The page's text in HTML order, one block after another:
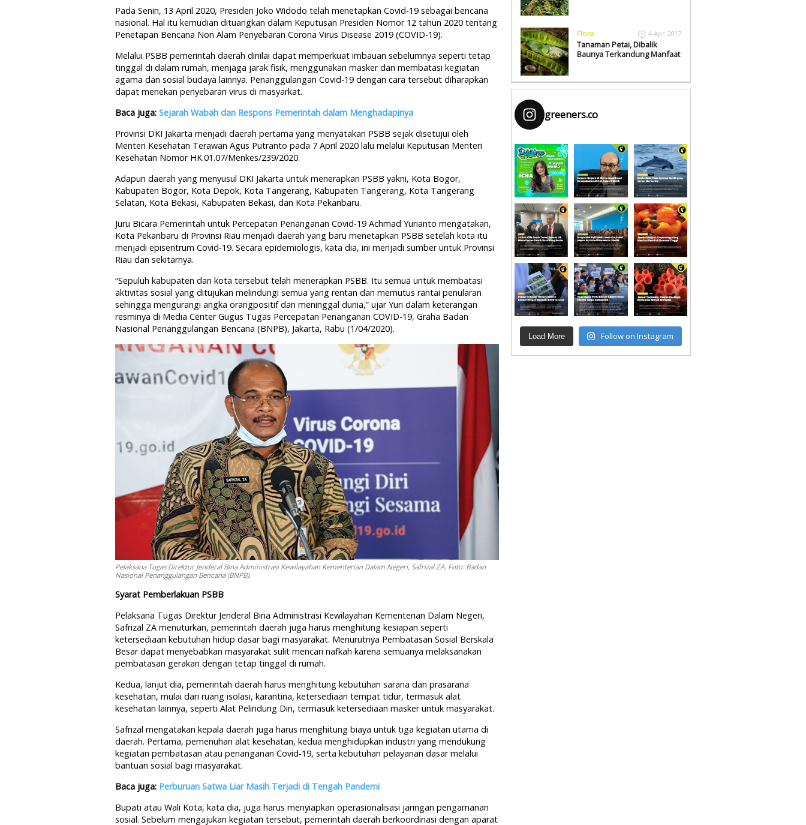
Pada Senin, 13 April 2020, Presiden Joko Widodo telah menetapkan Covid-19 sebagai bencana
nasional. Hal itu kemudian dituangkan dalam Keputusan Presiden Nomor 12 tahun 2020 tentang
Penetapan Bencana Non Alam Penyebaran Corona Virus Disease 2019 (COVID-19).
Melalui PSBB pemerintah daerah dinilai dapat memperkuat imbauan sebelumnya seperti tetap
tinggal di dalam rumah, menjaga jarak fisik, menggunakan masker dan membatasi kegiatan
agama dan sosial budaya lainnya. Penanggulangan Covid-19 dengan cara tersebut diharapkan
dapat menekan penyebaran virus di masyarkat.
Baca juga: Sejarah Wabah dan Respons Pemerintah dalam Menghadapinya
Provinsi DKI Jakarta menjadi daerah pertama yang menyatakan PSBB sejak disetujui oleh
Menteri Kesehatan Terawan Agus Putranto pada 7 April 2020 lalu melalui Keputusan Menteri
Kesehatan Nomor HK.01.07/Menkes/239/2020.
Adapun daerah yang menyusul DKI Jakarta untuk menerapkan PSBB yakni, Kota Bogor,
Kabupaten Bogor, Kota Depok, Kota Tangerang, Kabupaten Tangerang, Kota Tangerang
Selatan, Kota Bekasi, Kabupaten Bekasi, dan Kota Pekanbaru.
Juru Bicara Pemerintah untuk Percepatan Penanganan Covid-19 Achmad Yurianto mengatakan,
Kota Pekanbaru di Provinsi Riau menjadi daerah yang baru menetapkan PSBB setelah kota itu
menjadi episentrum Covid-19. Secara epidemiologis, kata dia, ini menjadi sumber untuk Provinsi
Riau dan sekitarnya.
“Sepuluh kabupaten dan kota tersebut telah menerapkan PSBB. Itu semua untuk membatasi
aktivitas sosial yang ditujukan melindungi semua yang rentan dan memutus rantai penularan
sehingga mengurangi angka orangpositif dan meninggal dunia,” ujar Yuri dalam keterangan
resminya di Media Center Gugus Tugas Percepatan Penanganan COVID-19, Graha Badan
Nasional Penanggulangan Bencana (BNPB), Jakarta, Rabu (1/04/2020).
Pelaksana Tugas Direktur Jenderal Bina Administrasi Kewilayahan Kementerian Dalam Negeri, Safrizal ZA. Foto: Badan
Nasional Penanggulangan Bencana (BNPB).
Syarat Pemberlakuan PSBB
Pelaksana Tugas Direktur Jenderal Bina Administrasi Kewilayahan Kementerian Dalam Negeri,
Safrizal ZA menuturkan, pemerintah daerah juga harus menghitung kesiapan seperti
ketersediaan kebutuhan hidup dasar bagi masyarakat. Menurutnya Pembatasan Sosial Berskala
Besar dapat menyebabkan masyarakat sulit mencari nafkah karena semuanya melaksanakan
pembatasan gerakan dengan tetap tinggal di rumah.
Kedua, lanjut dia, pemerintah daerah harus menghitung kebutuhan sarana dan prasarana
kesehatan, mulai dari ruang isolasi, karantina, ketersediaan tempat tidur, termasuk alat
kesehatan lainnya, seperti Alat Pelindung Diri, termasuk ketersediaan masker untuk masyarakat.
Safrizal mengatakan kepala daerah juga harus menghitung biaya untuk tiga kegiatan utama di
daerah. Pertama, pemenuhan alat kesehatan, kedua menghidupkan industri yang mendukung
kegiatan pembatasan atau penanganan Covid-19, serta kebutuhan pelayanan dasar melalui
bantuan sosial bagi masyarakat.
Baca juga: Perburuan Satwa Liar Masih Terjadi di Tengah Pandemi
Bupati atau Wali Kota, kata dia, juga harus menyiapkan operasionalisasi jaringan pengamanan
sosial. Sebelum mengajukan kegiatan tersebut, pemerintah daerah berkoordinasi dengan aparat
Flora 4 Apr 2017
Tanaman Petai, Dibalik
Baunya Terkandung Manfaat
greeners.co
Load More Follow on Instagram